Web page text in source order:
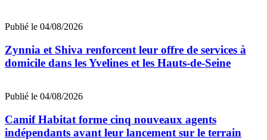
Publié le 04/08/2026
Zynnia et Shiva renforcent leur offre de services à
domicile dans les Yvelines et les Hauts-de-Seine
Publié le 04/08/2026
Camif Habitat forme cinq nouveaux agents
indépendants avant leur lancement sur le terrain